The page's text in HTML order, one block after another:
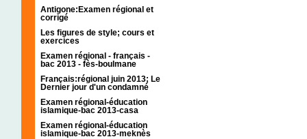
Antigone:Examen régional et
corrigé
Les figures de style; cours et
exercices
Examen régional - français -
bac 2013 - fès-boulmane
Français:régional juin 2013; Le
Dernier jour d'un condamné
Examen régional-éducation
islamique-bac 2013-casa
Examen régional-éducation
islamique-bac 2013-meknès